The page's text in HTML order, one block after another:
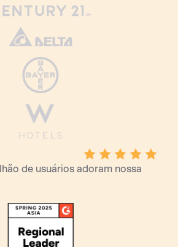
de usuários adoram nossa